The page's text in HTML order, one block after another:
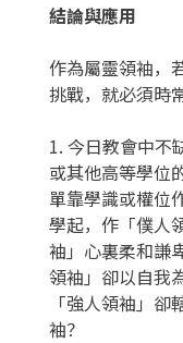
結論與應用
作為屬靈領袖，
挑戰，就必須時
1. 今日教會中不
或其他高等學位
單靠學識或權位
學起，作「僕人
袖」心裏柔和謙
領袖」卻以自我
「強人領袖」
袖？